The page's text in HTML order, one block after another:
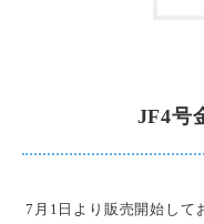
JF4号
7月1日より販売開始して